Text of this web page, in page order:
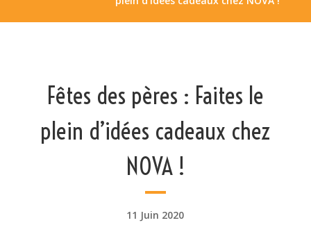
Fêtes des pères : Faites le
plein d’idées cadeaux chez
NOVA !
11 Juin 2020